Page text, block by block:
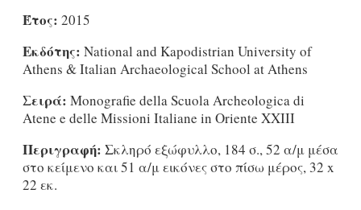
Έτος: 2015
Εκδότης: National and Kapodistrian University of
Athens & Italian Archaeological School at Athens
Σειρά: Monografie della Scuola Archeologica di
Atene e delle Missioni Italiane in Oriente XXIII
Περιγραφή: Σκληρό εξώφυλλο, 184 σ., 52 α/μ μέσα
στο κείμενο και 51 α/μ εικόνες στο πίσω μέρος, 32 x
22 εκ.